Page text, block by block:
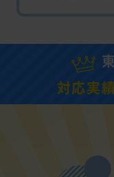
対応実績